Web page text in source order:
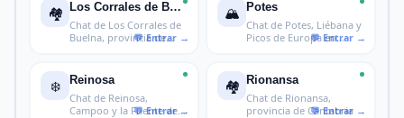
🏘️ Los Corrales de Buelna
Chat de Los Corrales de
Buelna, provincia de
🏔️ Potes
Chat de Potes, Liébana y
Picos de Europa en
❄️ Reinosa
Chat de Reinosa,
Campoo y la Fuente del
🏘️ Rionansa
Chat de Rionansa,
provincia de Cantabria